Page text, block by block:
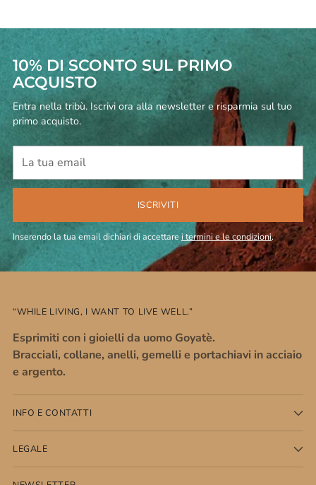
10% DI SCONTO SUL PRIMO
ACQUISTO
Entra nella tribù. Iscrivi ora alla newsletter e risparmia sul tuo
primo acquisto.
tua
email
ISCRIVITI
Inserendo la tua email dichiari di accettarei termini e le condizioni.
“WHILE LIVING, I WANT TO LIVE WELL.”
Esprimiti con i gioielli da uomo Goyatè.
Bracciali, collane, anelli, gemelli e portachiavi in acciaio
e argento.
INFO E CONTATTI
LEGALE